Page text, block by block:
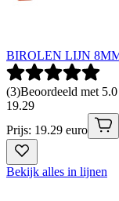
BIROLEN LIJN
(3)Beoordeeld met
19.29
Prijs: 19.29 euro
Bekijk alles in lijnen